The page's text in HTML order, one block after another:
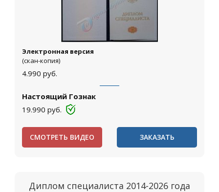
Электронная версия
(скан-копия)
4.990 руб.
Настоящий Гознак
19.990 руб.
СМОТРЕТЬ ВИДЕО ЗАКАЗАТЬ
Диплом специалиста 2014-2026 года